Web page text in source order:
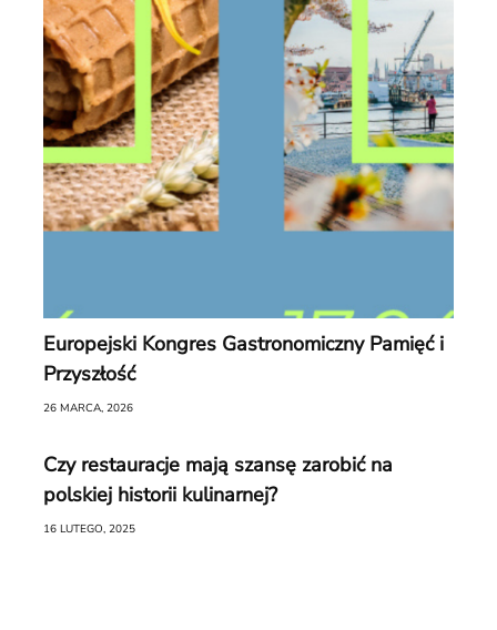
Europejski Kongres Gastronomiczny Pamięć i
Przyszłość
26 MARCA, 2026
Czy restauracje mają szansę zarobić na
polskiej historii kulinarnej?
16 LUTEGO, 2025